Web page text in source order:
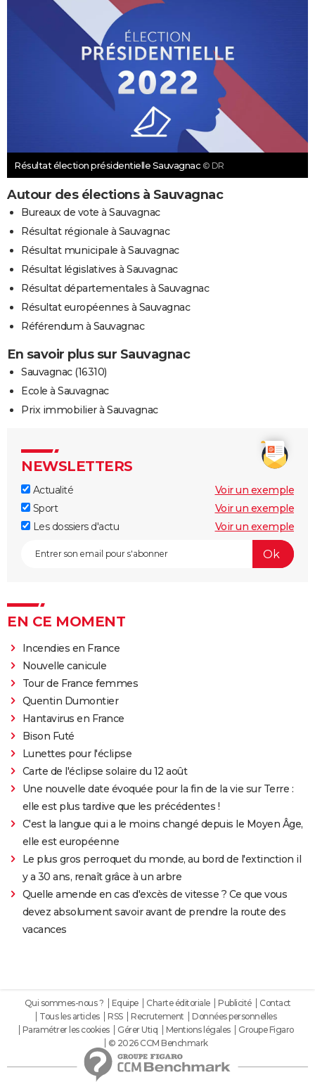
Résultat élection présidentielle Sauvagnac © DR
Autour des élections à Sauvagnac
Bureaux de vote à Sauvagnac
Résultat régionale à Sauvagnac
Résultat municipale à Sauvagnac
Résultat législatives à Sauvagnac
Résultat départementales à Sauvagnac
Résultat européennes à Sauvagnac
Référendum à Sauvagnac
En savoir plus sur Sauvagnac
Sauvagnac (16310)
Ecole à Sauvagnac
Prix immobilier à Sauvagnac
NEWSLETTERS
Actualité
Voir un exemple
Sport
Voir un exemple
Les dossiers d'actu
Voir un exemple
EN CE MOMENT
Incendies en France
Nouvelle canicule
Tour de France femmes
Quentin Dumontier
Hantavirus en France
Bison Futé
Lunettes pour l'éclipse
Carte de l'éclipse solaire du 12 août
Une nouvelle date évoquée pour la fin de la vie sur Terre :
elle est plus tardive que les précédentes !
C'est la langue qui a le moins changé depuis le Moyen Âge,
elle est européenne
Le plus gros perroquet du monde, au bord de l'extinction il
y a 30 ans, renaît grâce à un arbre
Quelle amende en cas d'excès de vitesse ? Ce que vous
devez absolument savoir avant de prendre la route des
vacances
Qui sommes-nous ? Equipe Charte éditoriale Publicité
Contact
Tous les articles
RSS Recrutement
Données personnelles
Paramétrer les cookies
Gérer Utiq Mentions légales
Groupe Figaro
© 2026 CCM Benchmark